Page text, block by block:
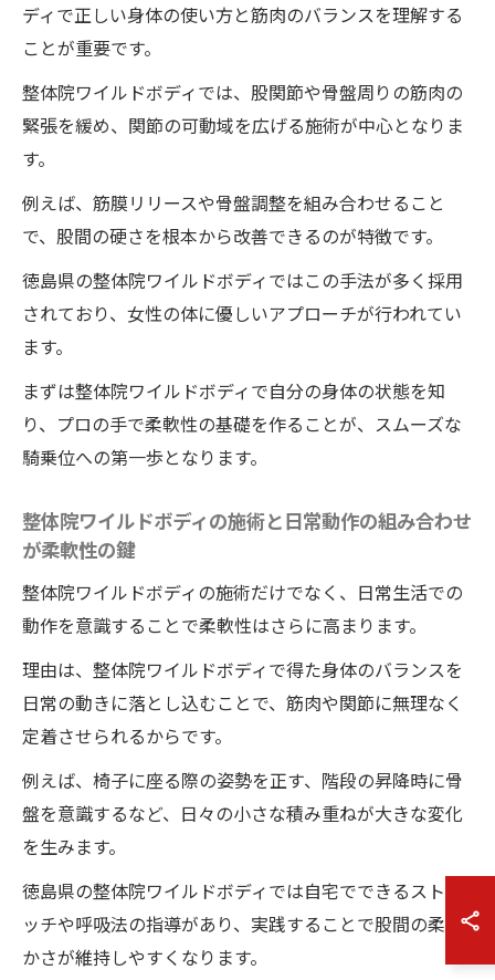
ディで正しい身体の使い方と筋肉のバランスを理解する
ことが重要です。
整体院ワイルドボディでは、股関節や骨盤周りの筋肉の
緊張を緩め、関節の可動域を広げる施術が中心となりま
す。
例えば、筋膜リリースや骨盤調整を組み合わせること
で、股間の硬さを根本から改善できるのが特徴です。
徳島県の整体院ワイルドボディではこの手法が多く採用
されており、女性の体に優しいアプローチが行われてい
ます。
まずは整体院ワイルドボディで自分の身体の状態を知
り、プロの手で柔軟性の基礎を作ることが、スムーズな
騎乗位への第一歩となります。
整体院ワイルドボディの施術と日常動作の組み合わせ
が柔軟性の鍵
整体院ワイルドボディの施術だけでなく、日常生活での
動作を意識することで柔軟性はさらに高まります。
理由は、整体院ワイルドボディで得た身体のバランスを
日常の動きに落とし込むことで、筋肉や関節に無理なく
定着させられるからです。
例えば、椅子に座る際の姿勢を正す、階段の昇降時に骨
盤を意識するなど、日々の小さな積み重ねが大きな変化
を生みます。
徳島県の整体院ワイルドボディでは自宅でできるストレ
ッチや呼吸法の指導があり、実践することで股間の柔ら
かさが維持しやすくなります。